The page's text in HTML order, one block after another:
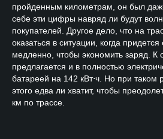
пройденным километрам, он был
себе эти цифры навряд ли будут
покупателей. Другое дело, что на
оказаться в ситуации, когда
медленно, чтобы экономить заряд. К
предлагается и в полностью
батареей на 142 кВт⋅ч. Но при таком
этого едва ли хватит, чтобы
км по трассе.